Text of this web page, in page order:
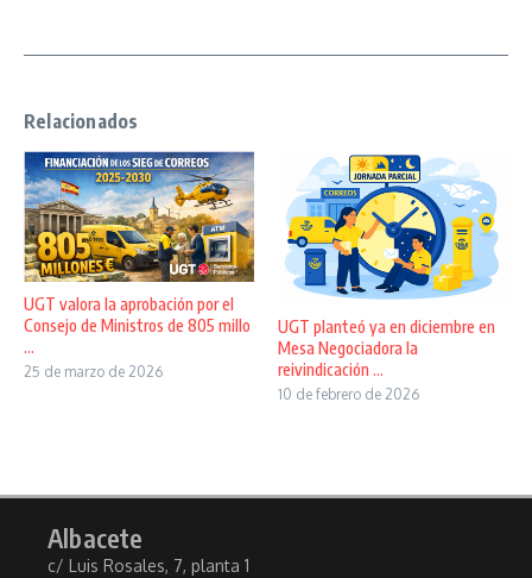
Relacionados
UGT valora la aprobación por el
Consejo de Ministros de 805 millo
...
25 de marzo de 2026
UGT planteó ya en diciembre en
Mesa Negociadora la
reivindicación ...
10 de febrero de 2026
Albacete
c/ Luis Rosales, 7, planta 1